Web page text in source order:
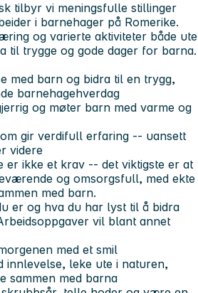
tilbyr vi meningsfulle stillinger
i barnehager på Romerike.
og varierte aktiviteter både ute
til trygge og gode dager for barna.
med barn og bidra til en trygg,
barnehagehverdag
og møter barn med varme og
gir verdifull erfaring -- uansett
videre
er ikke et krav -- det viktigste er at
og omsorgsfull, med ekte
med barn.
er og hva du har lyst til å bidra
vil blant annet
med et smil
innlevelse, leke ute i naturen,
sammen med barna